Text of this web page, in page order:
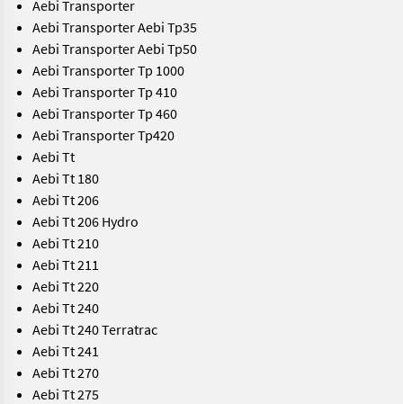
Aebi Transporter
Aebi Transporter Aebi Tp35
Aebi Transporter Aebi Tp50
Aebi Transporter Tp 1000
Aebi Transporter Tp 410
Aebi Transporter Tp 460
Aebi Transporter Tp420
Aebi Tt
Aebi Tt 180
Aebi Tt 206
Aebi Tt 206 Hydro
Aebi Tt 210
Aebi Tt 211
Aebi Tt 220
Aebi Tt 240
Aebi Tt 240 Terratrac
Aebi Tt 241
Aebi Tt 270
Aebi Tt 275